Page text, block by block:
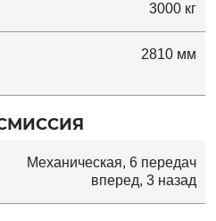
3000 кг
2810 мм
Механическая, 6 передач
вперед, 3 назад